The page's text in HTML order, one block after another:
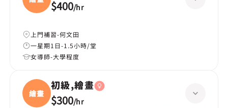
$400/hr
上門補習-何文田
一星期1日-1.5小時/堂
女導師-大學程度
繪畫
初級,繪畫
$300/hr